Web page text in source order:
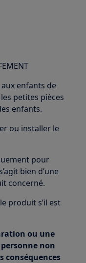
enfants de
petites pièces
enfants.
ou installer le
pour
bien d’une
concerné.
produit s’il est
ou une
non
conséquences